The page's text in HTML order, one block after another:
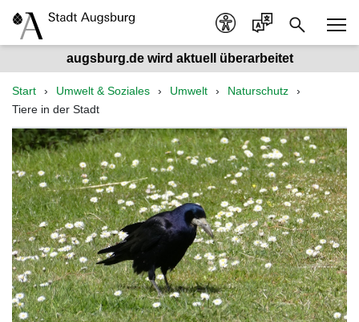
augsburg.de wird aktuell überarbeitet
Start Umwelt & Soziales Umwelt
Naturschutz
Tiere in der Stadt